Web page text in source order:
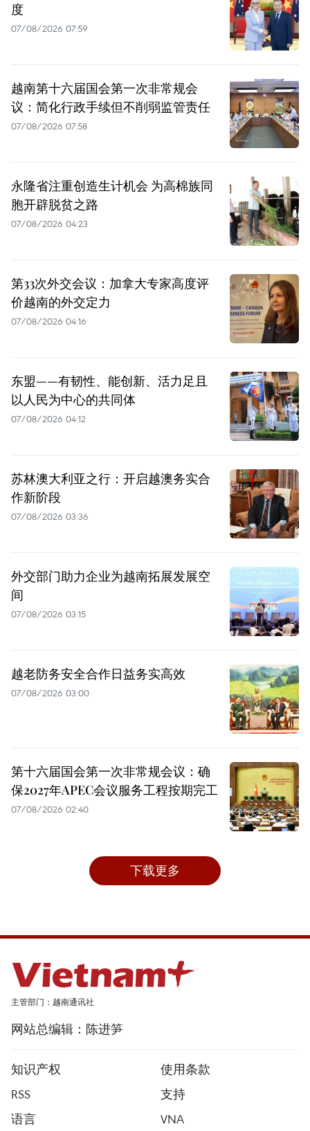
度
07/08/2026 07:59
越南第十六届国会第一次非常规会
议：简化行政手续但不削弱监管责任
07/08/2026 07:58
永隆省注重创造生计机会 为高棉族同
胞开辟脱贫之路
07/08/2026 04:23
第33次外交会议：加拿大专家高度评
价越南的外交定力
07/08/2026 04:16
东盟——有韧性、能创新、活力足且
以人民为中心的共同体
07/08/2026 04:12
苏林澳大利亚之行：开启越澳务实合
作新阶段
07/08/2026 03:36
外交部门助力企业为越南拓展发展空
间
07/08/2026 03:15
越老防务安全合作日益务实高效
07/08/2026 03:00
第十六届国会第一次非常规会议：确
保2027年APEC会议服务工程按期完工
07/08/2026 02:40
下载更多
主管部门：越南通讯社
网站总编辑：陈进笋
知识产权
使用条款
RSS
支持
语言
VNA